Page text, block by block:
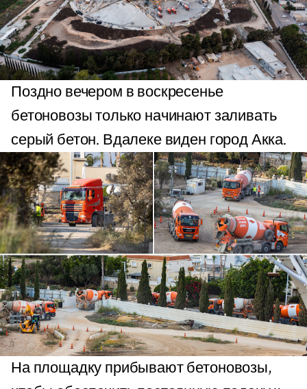
Поздно вечером в воскресенье
бетоновозы только начинают заливать
серый бетон. Вдалеке виден город Акка.
На площадку прибывают бетоновозы,